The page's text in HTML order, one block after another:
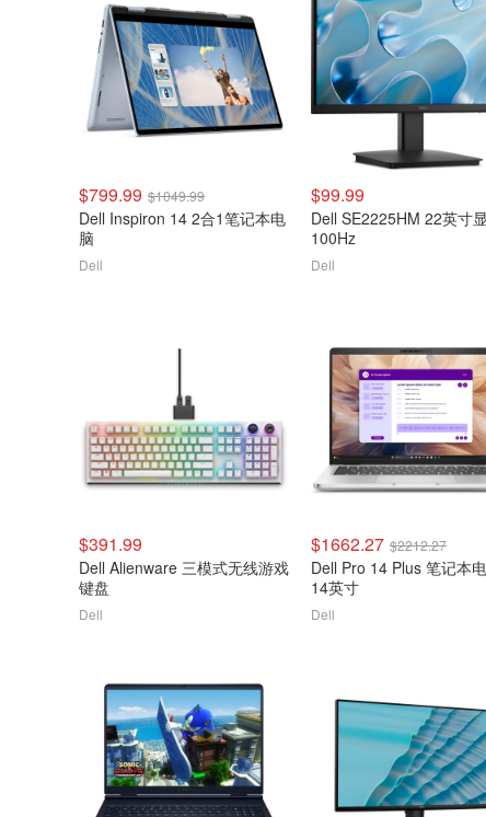
$799.99 $1049.99
Dell Inspiron 14 2合1笔记本电
脑
Dell
$99.99
Dell SE2225HM 22英寸
100Hz
Dell
$391.99
Dell Alienware 三模式无线游戏
键盘
Dell
$1662.27 $2212.27
Dell Pro 14 Plus 笔记本
14英寸
Dell